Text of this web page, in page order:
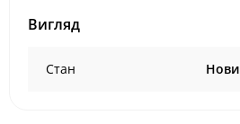
Вигляд
Стан